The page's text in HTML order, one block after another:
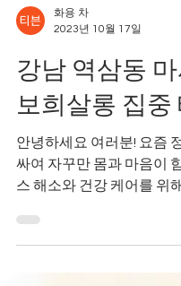
화용 차
강남 역삼동 마
보희살롱 집